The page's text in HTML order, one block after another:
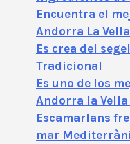
Encuentra el
Andorra La Vella
Es crea del
Tradicional
Es uno de los
Andorra la
Escamarlans
mar